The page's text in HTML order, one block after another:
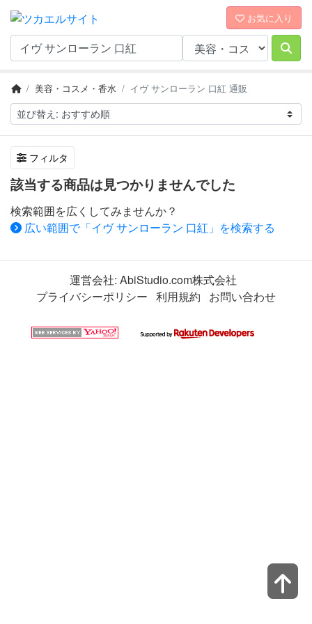
お気に入り
美容・コスメ・香水 イヴ サンローラン 口紅 通販
フィルタ
該当する商品は見つかりませんでした
検索範囲を広くしてみませんか？
広い範囲で「イヴ サンローラン 口紅」を検索する
運営会社: AbiStudio.com株式会社
プライバシーポリシー 利用規約 お問い合わせ